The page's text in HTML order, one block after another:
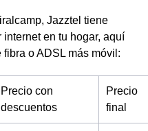
Jazztel tiene
en tu hogar, aquí
o ADSL más móvil:
Precio con
descuentos
Precio
final